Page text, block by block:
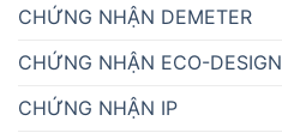
CHỨNG NHẬN DEMETER
CHỨNG NHẬN ECO-DESIGN
CHỨNG NHẬN IP